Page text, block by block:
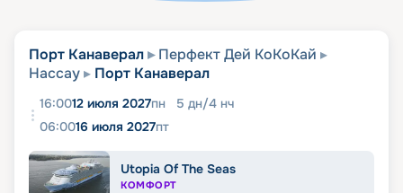
Порт Канаверал
Перфект Дей КоКоКай
Нассау
Порт Канаверал
16:0012 июля 2027пн 5 дн/4 нч
06:0016 июля 2027пт
Utopia Of The Seas
КОМФОРТ